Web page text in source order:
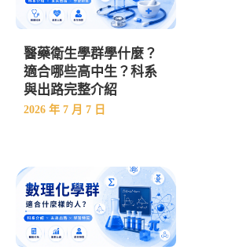
醫藥衛生學群學什麼？
適合哪些高中生？科系
與出路完整介紹
2026 年 7 月 7 日